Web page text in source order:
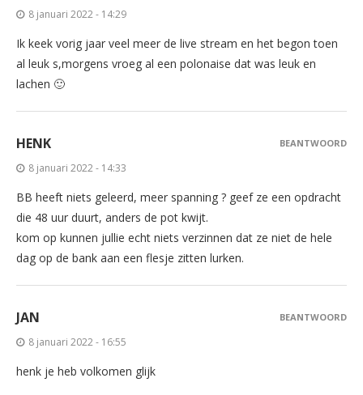
8 januari 2022 - 14:29
Ik keek vorig jaar veel meer de live stream en het begon toen
al leuk s,morgens vroeg al een polonaise dat was leuk en
lachen 🙂
HENK
8 januari 2022 - 14:33
BB heeft niets geleerd, meer spanning ? geef ze een opdracht
die 48 uur duurt, anders de pot kwijt.
kom op kunnen jullie echt niets verzinnen dat ze niet de hele
dag op de bank aan een flesje zitten lurken.
BEANTWOORD
JAN
8 januari 2022 - 16:55
henk je heb volkomen glijk
BEANTWOORD